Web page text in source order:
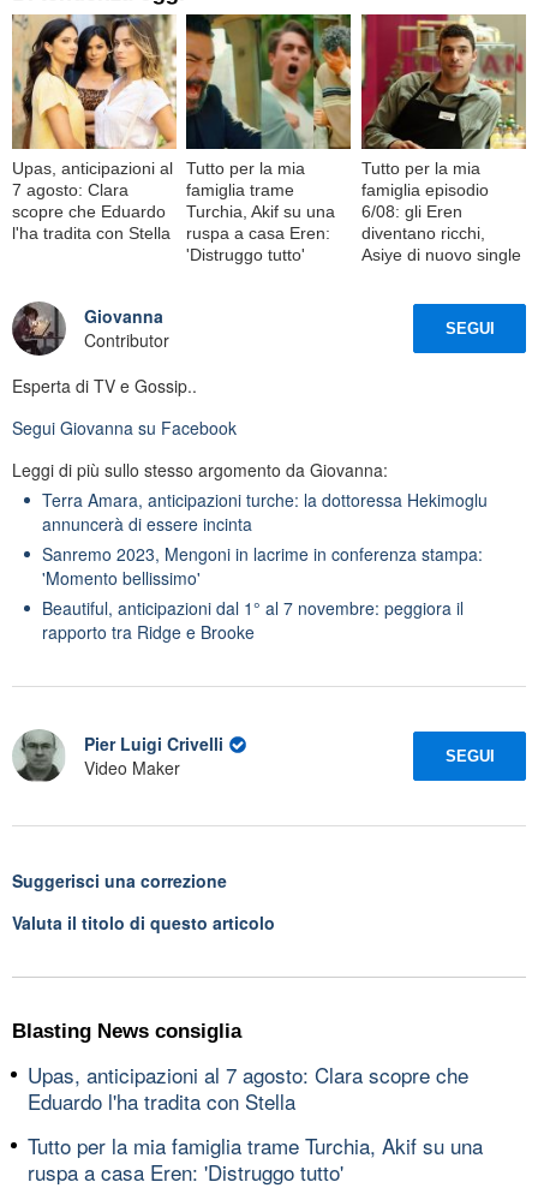
Upas, anticipazioni al
7 agosto: Clara
scopre che Eduardo
l'ha tradita con Stella
Tutto per la mia
famiglia trame
Turchia, Akif su una
ruspa a casa Eren:
'Distruggo tutto'
Tutto per la mia
famiglia episodio
6/08: gli Eren
diventano ricchi,
Asiye di nuovo single
Giovanna
Contributor
SEGUI
Esperta di TV e Gossip..
Segui Giovanna su Facebook
Leggi di più sullo stesso argomento da Giovanna:
Terra Amara, anticipazioni turche: la dottoressa Hekimoglu
annuncerà di essere incinta
Sanremo 2023, Mengoni in lacrime in conferenza stampa:
'Momento bellissimo'
Beautiful, anticipazioni dal 1° al 7 novembre: peggiora il
rapporto tra Ridge e Brooke
Pier Luigi Crivelli
Video Maker
SEGUI
Suggerisci una correzione
Valuta il titolo di questo articolo
Blasting News consiglia
Upas, anticipazioni al 7 agosto: Clara scopre che
Eduardo l'ha tradita con Stella
Tutto per la mia famiglia trame Turchia, Akif su una
ruspa a casa Eren: 'Distruggo tutto'